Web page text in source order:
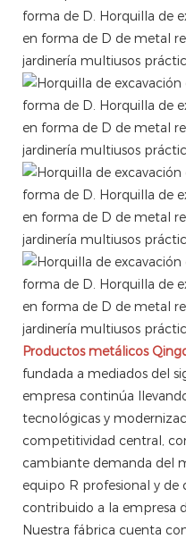
Productos metálicos
fundada a mediados del
empresa continúa
tecnológicas y
competitividad central,
cambiante demanda del
equipo R profesional y de
contribuido a la empresa
Nuestra fábrica cuenta